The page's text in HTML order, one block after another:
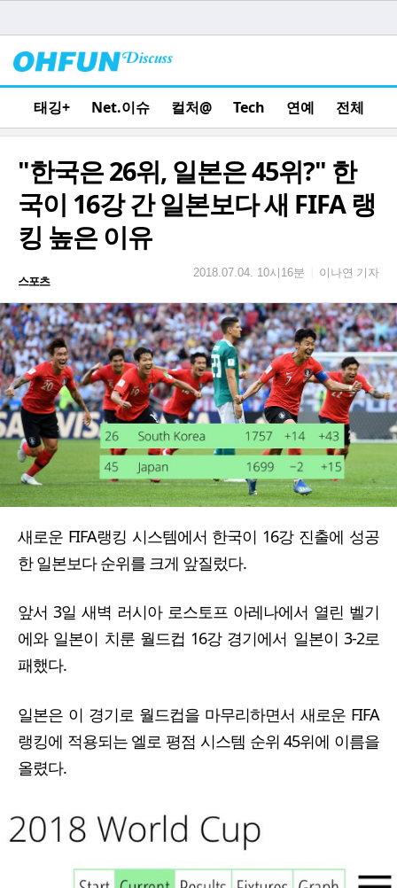
태깅+ Net.이슈 컬처@ Tech 연예 전체
"한국은 26위, 일본은 45위?" 한
국이 16강 간 일본보다 새 FIFA 랭
킹 높은 이유
스포츠
2018.07.04. 10시16분 이나연 기자
새로운 FIFA랭킹 시스템에서 한국이 16강 진출에 성공
한 일본보다 순위를 크게 앞질렀다.
앞서 3일 새벽 러시아 로스토프 아레나에서 열린 벨기
에와 일본이 치룬 월드컵 16강 경기에서 일본이 3-2로
패했다.
일본은 이 경기로 월드컵을 마무리하면서 새로운 FIFA
랭킹에 적용되는 엘로 평점 시스템 순위 45위에 이름을
올렸다.